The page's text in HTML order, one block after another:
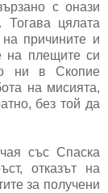
с онази
Тогава цялата
причините и
на плещите си
ни в Скопие
на мисията,
без той да
със Спаска
отказът на
за получени